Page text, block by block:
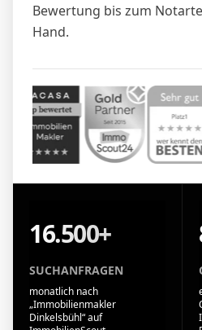
Bewertung bis zum
Hand.
16.500+
SUCHANFRAGEN
monatlich nach
„Immobilienmakler
Dinkelsbühl“ auf